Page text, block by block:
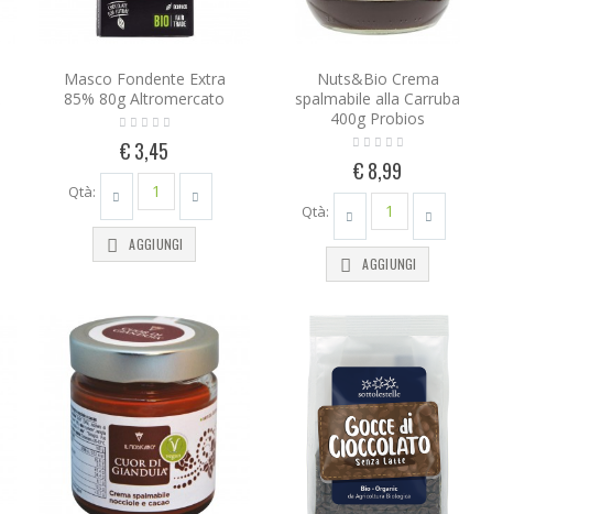
Masco Fondente Extra
85% 80g Altromercato
€ 3,45
Qtà:
AGGIUNGI
Nuts&Bio Crema
spalmabile alla Carruba
400g Probios
€ 8,99
Qtà:
AGGIUNGI